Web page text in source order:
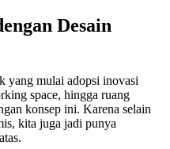
Desain
yang mulai adopsi inovasi
space, hingga ruang
konsep ini. Karena selain
kita juga jadi punya